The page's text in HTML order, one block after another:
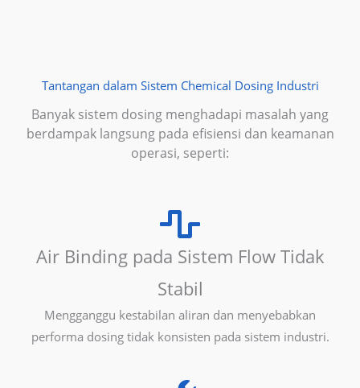
Tantangan dalam Sistem Chemical Dosing Industri
Banyak sistem dosing menghadapi masalah yang
berdampak langsung pada efisiensi dan keamanan
operasi, seperti:
Air Binding pada Sistem Flow Tidak
Stabil
Mengganggu kestabilan aliran dan menyebabkan
performa dosing tidak konsisten pada sistem industri.